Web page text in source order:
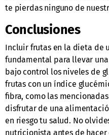
te pierdas ninguno de
Conclusiones
Incluir frutas en la dieta de
fundamental para llevar
bajo control los niveles de
frutas con un índice
fibra, como las
disfrutar de una
en riesgo tu salud. No
nutricionista antes de